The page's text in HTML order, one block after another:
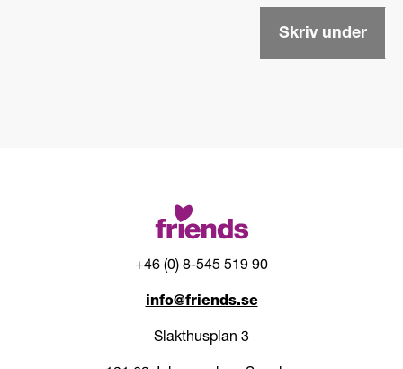
n
r
Skriv under
+46 (0) 8-545 519 90
info@friends.se
Slakthusplan 3